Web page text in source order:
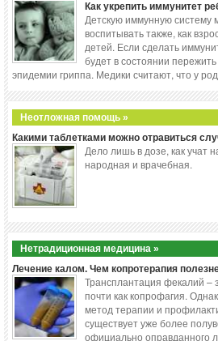
Как укрепить иммунитет
Детскую иммунную систему
воспитывать также, как
детей. Если сделать
будет в состоянии
эпидемии гриппа. Медики считают, что у
Неотложная помощь »
Какими таблетками можно отравиться
Дело лишь в дозе, как учат
народная и врачебная.
Нетрадиционная медицина »
Лечение калом. Чем копротерапия
Трансплантация фекалий –
почти как копрофагия.
метод терапии и
существует уже более
официально оправданного